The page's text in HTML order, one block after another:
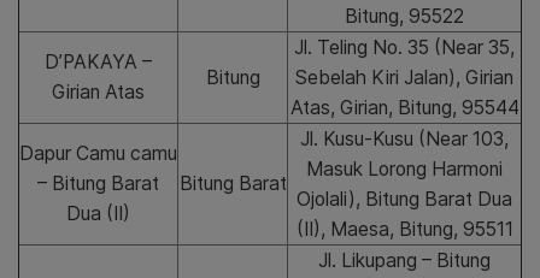
Bitung, 95522
D’PAKAYA –
Girian Atas
Bitung
Jl. Teling No. 35 (Near 35,
Sebelah Kiri Jalan), Girian
Atas, Girian, Bitung, 95544
Dapur Camu camu
– Bitung Barat
Dua (II)
Bitung Barat
Jl. Kusu-Kusu (Near 103,
Masuk Lorong Harmoni
Ojolali), Bitung Barat Dua
(II), Maesa, Bitung, 95511
Jl. Likupang – Bitung